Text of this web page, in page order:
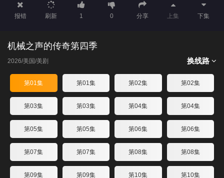
报错 刷新 1 0 分享 上集 下集
机械之声的传奇第四季
换线路
2026/美国/美剧
第01集 第01集 第02集 第02集
第03集 第03集 第04集 第04集
第05集 第05集 第06集 第06集
第07集 第07集 第08集 第08集
第09集 第09集 第10集 第10集